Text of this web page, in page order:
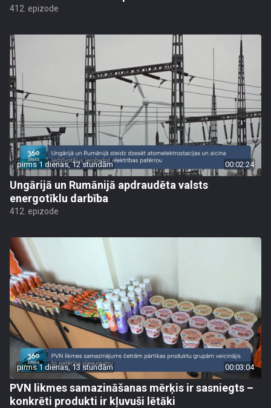
412. epizode
pirms 1 dienas, 12 stundām 00:02:24
Ungārijā un Rumānijā apdraudēta valsts
energotīklu darbība
412. epizode
pirms 1 dienas, 13 stundām 00:03:04
PVN likmes samazināšanas mērķis ir sasniegts –
konkrēti produkti ir kļuvuši lētāki